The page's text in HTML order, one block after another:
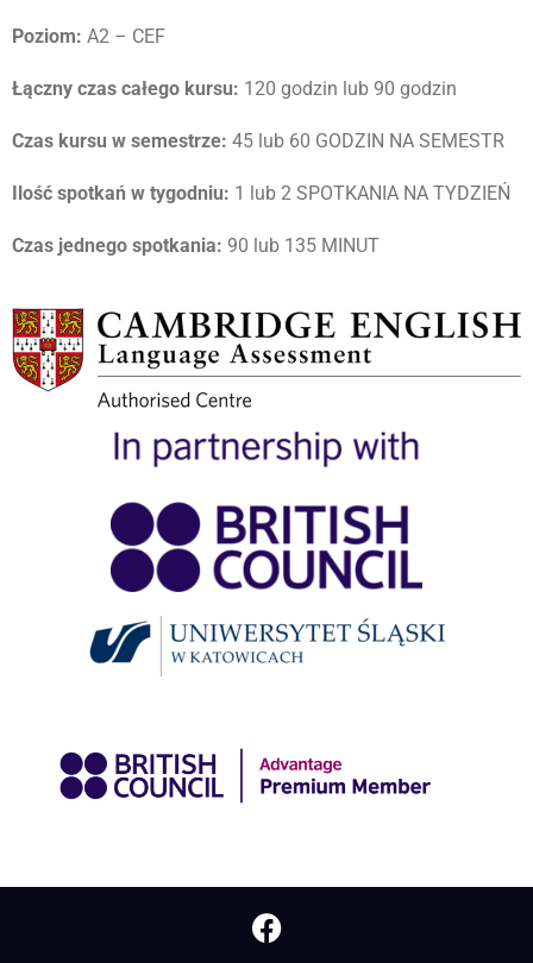
Poziom: A2 – CEF
Łączny czas całego kursu: 120 godzin lub 90 godzin
Czas kursu w semestrze: 45 lub 60 GODZIN NA SEMESTR
Ilość spotkań w tygodniu: 1 lub 2 SPOTKANIA NA TYDZIEŃ
Czas jednego spotkania: 90 lub 135 MINUT